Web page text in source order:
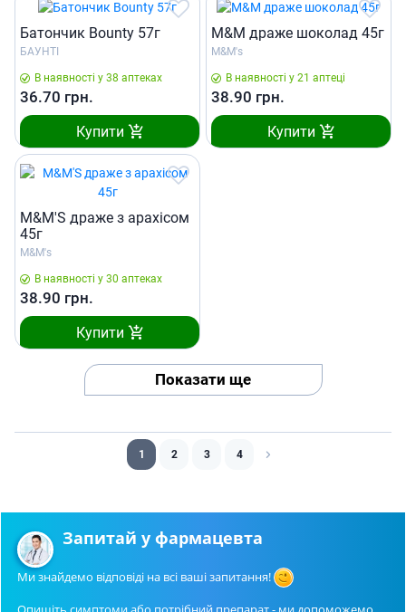
Батончик Bounty 57г
БАУНТІ
В наявності у 38 аптеках
36.70 грн.
Купити
M&M драже шоколад 45г
M&M's
В наявності у 21 аптеці
38.90 грн.
Купити
M&M'S драже з арахісом
45г
M&M's
В наявності у 30 аптеках
38.90 грн.
Купити
Показати ще
1 2 3 4
Запитай у фармацевта
Ми знайдемо відповіді на всі ваші запитання!